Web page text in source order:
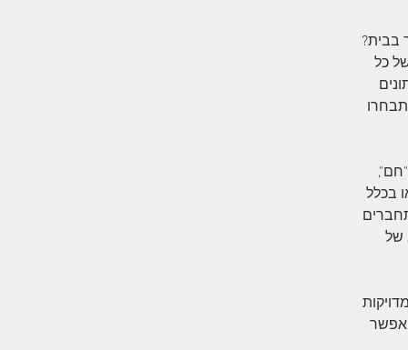
בבית?
כל
בכלל
של